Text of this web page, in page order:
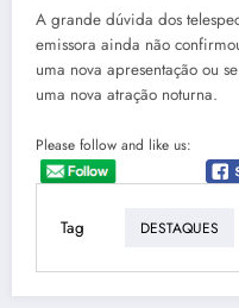
A grande dúvida dos
emissora ainda não
uma nova apresentação ou
uma nova atração noturna.
Please follow and like us:
Tag DESTAQUES